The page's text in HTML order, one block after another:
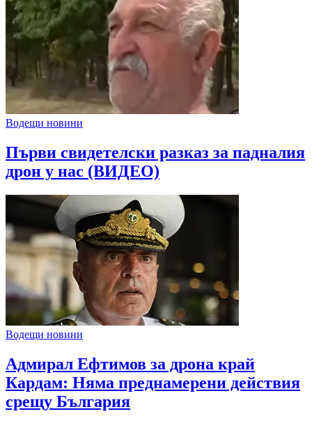
Водещи новини
Първи свидетелски разказ за падналия
дрон у нас (ВИДЕО)
Водещи новини
Адмирал Ефтимов за дрона край
Кардам: Няма преднамерени действия
срещу България